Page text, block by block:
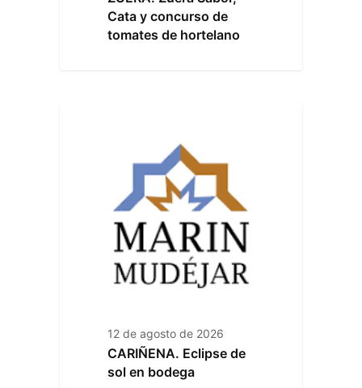
Cata y concurso de
tomates de hortelano
12 de agosto de 2026
CARIÑENA. Eclipse de
sol en bodega